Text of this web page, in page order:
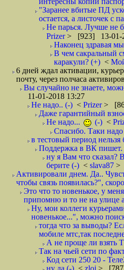
"Заранее вбитые ПД
остается, а листочек с
Не парься. Лучше не
Prizer> [923] 13-01-
Наконец здравая
В чем сакральный
каракули? (+) <
6 дней ждал активации,
почту, через полчаса
Вы случайно не знаете,
11-01-2018 13:27
Не надо.. (-) < Prizer>
Даже гарантийный
Не надо...
(-) <
Спасибо. Таки надо
в тестовый период
Поддержка в ВК пишет.
ну я Вам что сказал?
берите (-) < slava87 >
Активировали днем. Да..
чтобы связь появилась?",
Это что то новенькое, у
припомню и то не на улице
Ну, мои коллеги
новенькое...", можно
тогда что за выводы?
мобиле мтс,так
А не проще ли взять
Так на чьей сети по
Код сети 250 20 -
ну да (-) < zloj >